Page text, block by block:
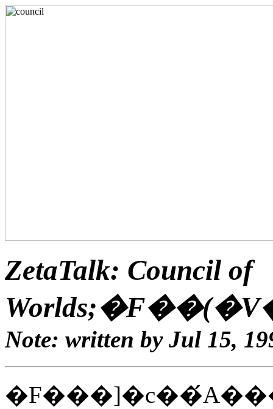
ZetaTalk: Council of
Note: written by Jul 15,